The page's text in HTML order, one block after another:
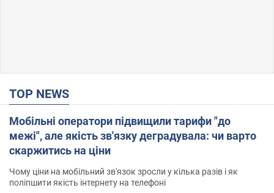
TOP NEWS
Мобільні оператори підвищили тарифи "до
межі", але якість зв'язку деградувала: чи варто
скаржитись на ціни
Чому ціни на мобільний зв'язок зросли у кілька разів і як
поліпшити якість інтернету на телефоні